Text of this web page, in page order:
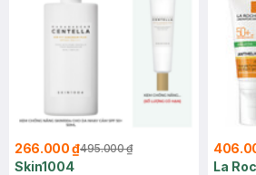
266.000 ₫495.000 ₫
Skin1004
La